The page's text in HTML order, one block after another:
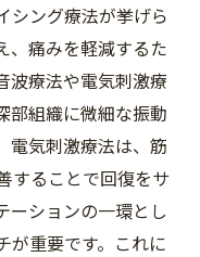
シング療法が挙げら
、痛みを軽減するた
波療法や電気刺激療
部組織に微細な振動
電気刺激療法は、筋
することで回復をサ
ーションの一環とし
が重要です。これに